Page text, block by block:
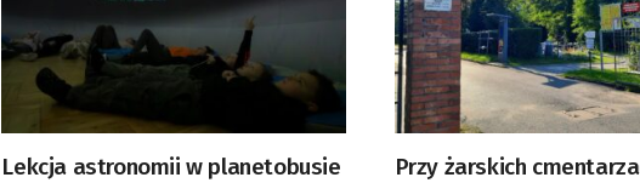
Lekcja astronomii w planetobusie
Przy żarskich